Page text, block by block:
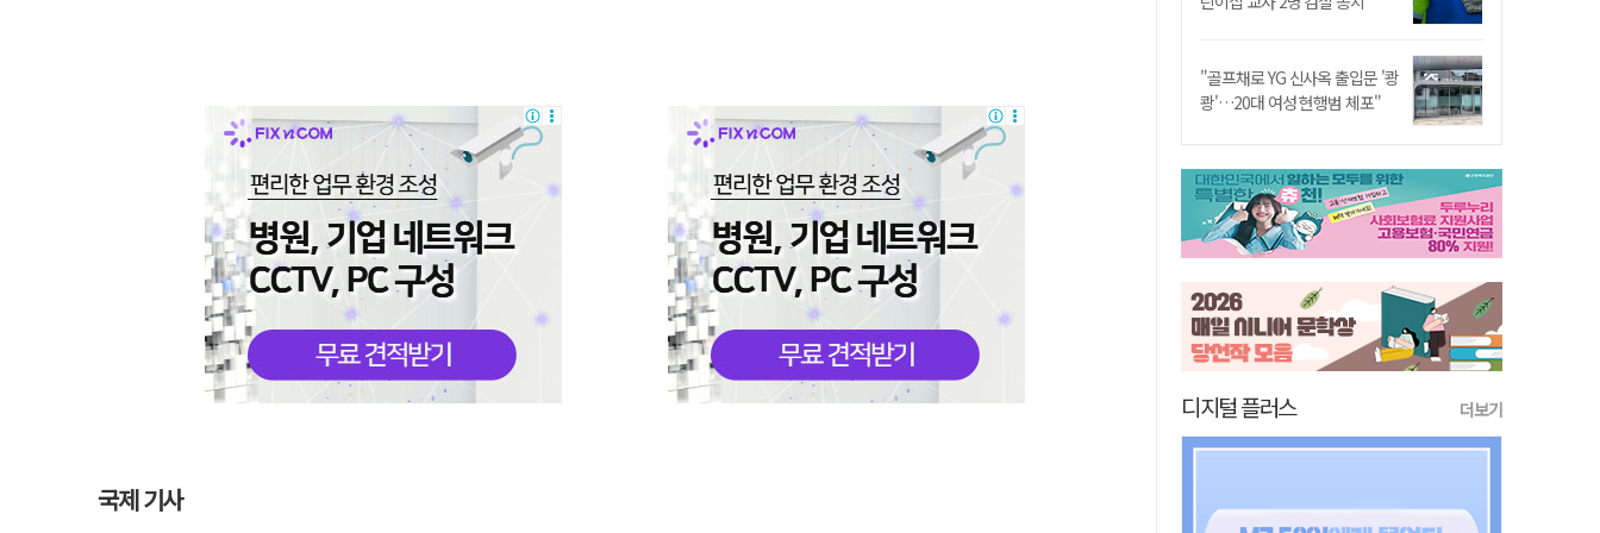
국제 기사
"골프채로 YG 신사옥 출입문 '쾅
쾅'…20대 여성 현행범 체포"
디지털 플러스 더보기